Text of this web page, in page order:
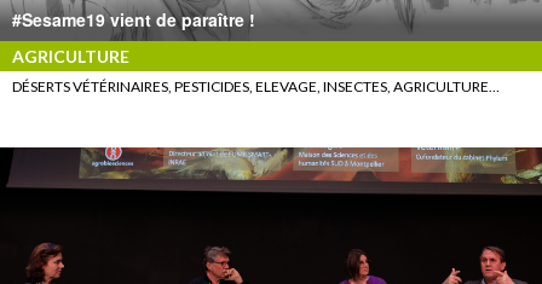
#Sesame19 vient de paraître !
AGRICULTURE
DÉSERTS VÉTÉRINAIRES, PESTICIDES, ELEVAGE, INSECTES, AGRICULTURE…